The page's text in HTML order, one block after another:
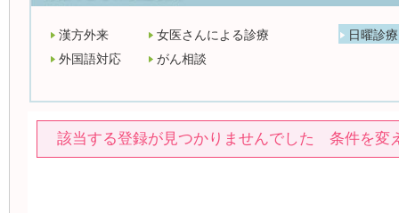
漢方外来 女医さんによる診療
日曜診療
外国語対応
がん相談
該当する登録が見つかりませんでした 条件を